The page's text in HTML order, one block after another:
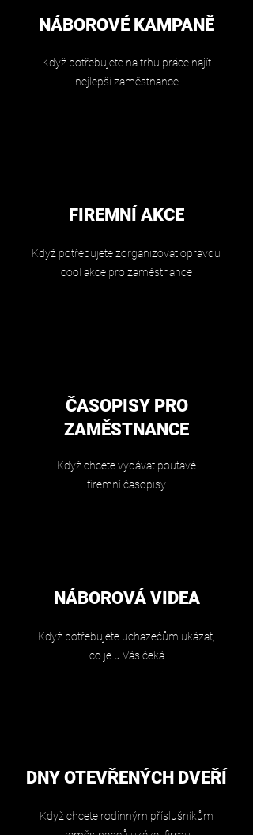
NÁBOROVÉ KAMPANĚ
Když potřebujete na trhu práce najít
nejlepší zaměstnance
FIREMNÍ AKCE
Když potřebujete zorganizovat opravdu
cool akce pro zaměstnance
ČASOPISY PRO
ZAMĚSTNANCE
Když chcete vydávat poutavé
firemní časopisy
NÁBOROVÁ VIDEA
Když potřebujete uchazečům ukázat,
co je u Vás čeká
DNY OTEVŘENÝCH DVEŘÍ
Když chcete rodinným příslušníkům